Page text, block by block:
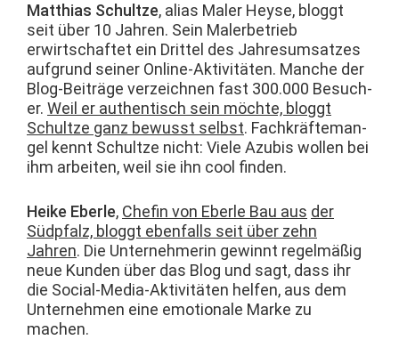
Matthias Schultze, alias Maler Heyse, blog­gt
seit über 10 Jahren. Sein Maler­be­trieb
erwirtschaftet ein Drit­tel des Jahre­sum­satzes
auf­grund sein­er Online-Aktiv­itäten. Manche der
Blog-Beiträge verze­ich­nen fast 300.000 Besuch­
er. Weil er authen­tisch sein möchte, blog­gt
Schultze ganz bewusst selb­st. Fachkräfte­man­
gel ken­nt Schultze nicht: Viele Azu­bis wollen bei
ihm arbeit­en, weil sie ihn cool finden.
Heike Eber­le, Chefin von Eber­le Bau aus der
Südp­falz, blog­gt eben­falls seit über zehn
Jahren. Die Unternehmerin gewin­nt regelmäßig
neue Kun­den über das Blog und sagt, dass ihr
die Social-Media-Aktiv­itäten helfen, aus dem
Unternehmen eine emo­tionale Marke zu
machen.